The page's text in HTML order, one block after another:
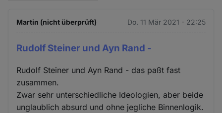
Martin (nicht überprüft) Do. 11 Mär 2021 - 22:25
Rudolf Steiner und Ayn Rand -
Rudolf Steiner und Ayn Rand - das paßt fast
zusammen.
Zwar sehr unterschiedliche Ideologien, aber beide
unglaublich absurd und ohne jegliche Binnenlogik.